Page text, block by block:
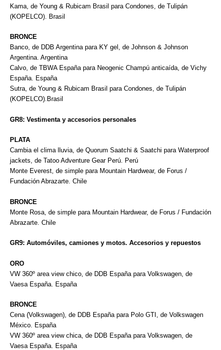
Kama, de Young & Rubicam Brasil para Condones, de Tulipán
(KOPELCO). Brasil
BRONCE
Banco, de DDB Argentina para KY gel, de Johnson & Johnson
Argentina. Argentina
Calvo, de TBWA España para Neogenic Champú anticaída, de Vichy
España. España
Sutra, de Young & Rubicam Brasil para Condones, de Tulipán
(KOPELCO).Brasil
GR8: Vestimenta y accesorios personales
PLATA
Cambia el clima lluvia, de Quorum Saatchi & Saatchi para Waterproof
jackets, de Tatoo Adventure Gear Perú. Perú
Monte Everest, de simple para Mountain Hardwear, de Forus /
Fundación Abrazarte. Chile
BRONCE
Monte Rosa, de simple para Mountain Hardwear, de Forus / Fundación
Abrazarte. Chile
GR9: Automóviles, camiones y motos. Accesorios y repuestos
ORO
VW 360º area view chico, de DDB España para Volkswagen, de
Vaesa España. España
BRONCE
Cena (Volkswagen), de DDB España para Polo GTI, de Volkswagen
México. España
VW 360º area view chica, de DDB España para Volkswagen, de
Vaesa España. España